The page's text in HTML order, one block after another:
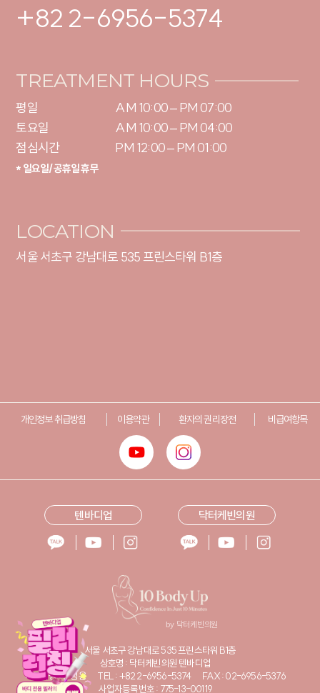
+82 2-6956-5374
TREATMENT HOURS
평일
토요일
점심시간
AM 10:00 – PM 07:00
AM 10:00 – PM 04:00
PM 12:00 – PM 01:00
* 일요일/공휴일 휴무
LOCATION
서울 서초구 강남대로 535 프린스타워 B1층
개인정보 취급방침 이용약관 환자의 권리장전 비급여항목
텐바디업 닥터케빈의원
서울 서초구 강남대로 535 프린스타워 B1층
상호명 : 닥터케빈의원 텐바디업
대표자명 : 황성웅
TEL : +82 2-6956-5374
FAX : 02-6956-5376
사업자등록번호 : 775-13-00119